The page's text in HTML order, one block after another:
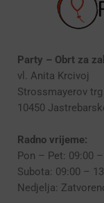
Party – Obrt za
vl. Anita Krcivoj
Strossmayerov trg
10450
Radno vrijeme:
Pon – Pet: 09:00
Subota: 09:00 –
Nedjelja: